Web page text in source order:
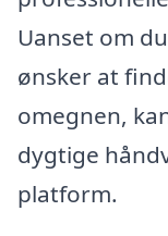
Uanset om
ønsker at
omegnen,
dygtige
platform.